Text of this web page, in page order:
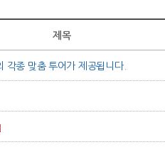
제목
각종 맞춤 투어가 제공됩니다.